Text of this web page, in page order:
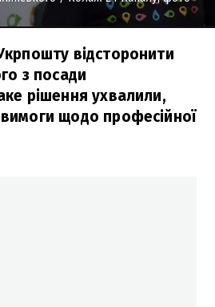
відсторонити
з посади
рішення ухвалили,
щодо професійної